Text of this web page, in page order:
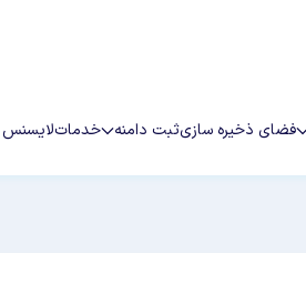
فضای ذخیره سازیثبت دامنه خدماتلایسنس